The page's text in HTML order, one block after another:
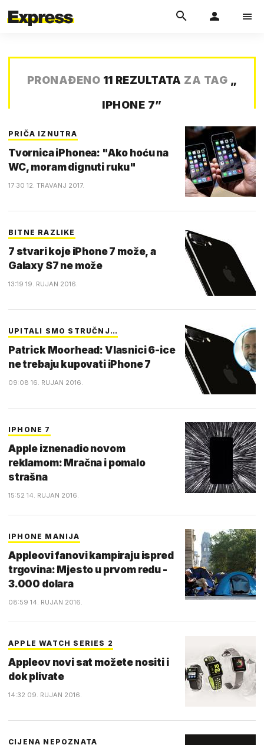
PRONAĐENO 11 REZULTATA ZA TAG „
IPHONE 7”
PRIČA IZNUTRA
Tvornica iPhonea: "Ako hoću na
WC, moram dignuti ruku"
17:30 12. TRAVANJ 2017.
BITNE RAZLIKE
7 stvari koje iPhone 7 može, a
Galaxy S7 ne može
13:19 19. RUJAN 2016.
UPITALI SMO STRUČNJ…
Patrick Moorhead: Vlasnici 6-ice
ne trebaju kupovati iPhone 7
09:08 16. RUJAN 2016.
IPHONE 7
Apple iznenadio novom
reklamom: Mračna i pomalo
strašna
15:52 14. RUJAN 2016.
IPHONE MANIJA
Appleovi fanovi kampiraju ispred
trgovina: Mjesto u prvom redu -
3.000 dolara
08:59 14. RUJAN 2016.
APPLE WATCH SERIES 2
Appleov novi sat možete nositi i
dok plivate
14:32 09. RUJAN 2016.
CIJENA NEPOZNATA